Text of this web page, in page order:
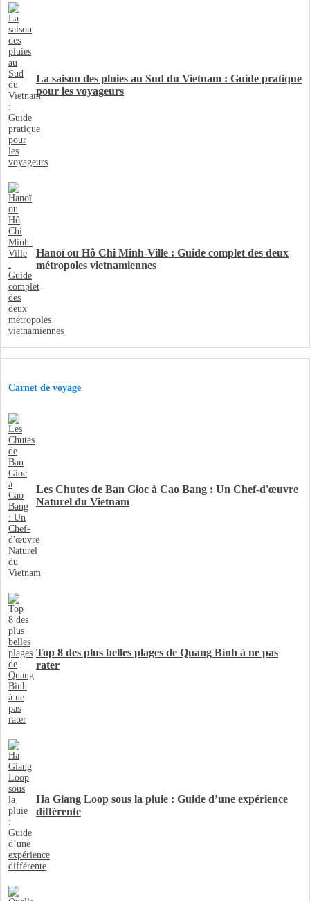
La saison des pluies au Sud du Vietnam : Guide pratique
pour les voyageurs
Hanoï ou Hô Chi Minh-Ville : Guide complet des deux
métropoles vietnamiennes
Carnet de voyage
Les Chutes de Ban Gioc à Cao Bang : Un Chef-d'œuvre
Naturel du Vietnam
Top 8 des plus belles plages de Quang Binh à ne pas
rater
Ha Giang Loop sous la pluie : Guide d’une expérience
différente